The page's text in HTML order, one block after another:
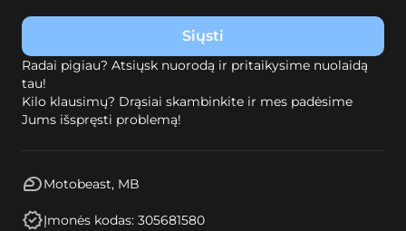
Radai pigiau? Atsiųsk nuorodą ir pritaikysime nuolaidą
tau!
Kilo klausimų? Drąsiai skambinkite ir mes padėsime
Jums išspręsti problemą!
Motobeast, MB
Įmonės kodas: 305681580